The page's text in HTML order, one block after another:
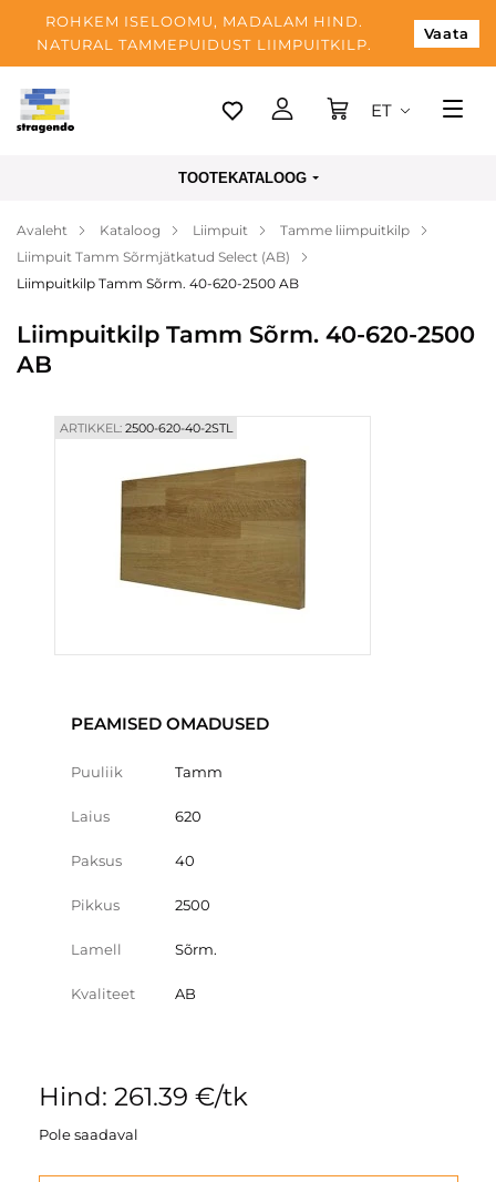
ROHKEM ISELOOMU, MADALAM HIND.
NATURAL TAMMEPUIDUST LIIMPUITKILP.
Vaata
Tallinn
Makse
Meist
Kontaktid
ET
TOOTEKATALOOG
Avaleht Kataloog Liimpuit
Tamme liimpuitkilp
Liimpuit Tamm Sõrmjätkatud Select (AB)
Liimpuitkilp Tamm Sõrm. 40-620-2500 AB
Liimpuitkilp Tamm Sõrm. 40-620-2500
AB
ARTIKKEL:2500-620-40-2STL
PEAMISED OMADUSED
Puuliik Tamm
Laius 620
Paksus 40
Pikkus 2500
Lamell Sõrm.
Kvaliteet AB
Hind: 261.39 €/tk
Pole saadaval